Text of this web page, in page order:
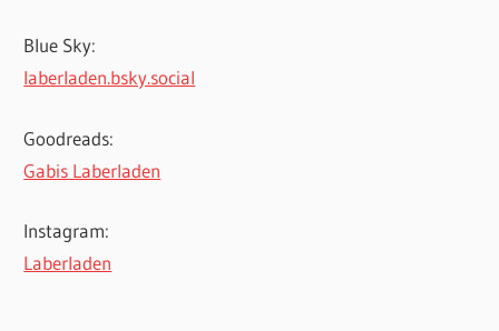
Blue Sky:
laberladen.bsky.social
Goodreads:
Gabis Laberladen
Instagram:
Laberladen